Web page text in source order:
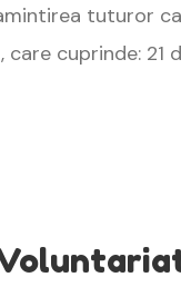
tuturor
cuprinde: 21